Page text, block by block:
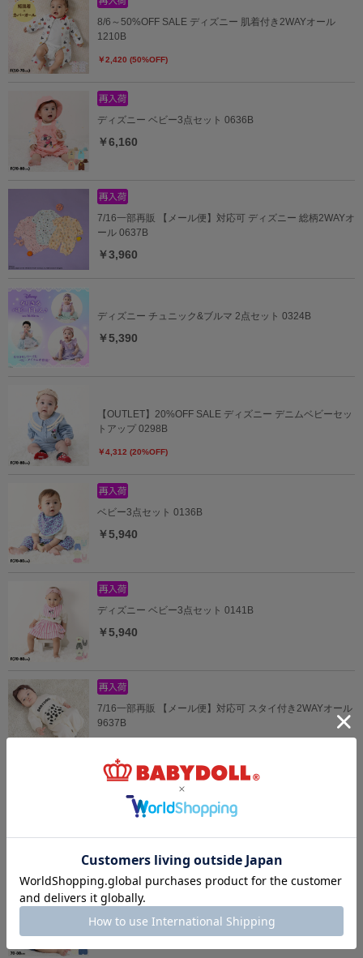
8/6～50%OFF SALE ディズニー 肌着付き2WAYオール
1210B
￥2,420 (50%OFF)
ディズニー ベビー3点セット 0636B
￥6,160
7/16一部再販 【メール便】対応可 ディズニー 総柄2WAYオ
ール 0637B
￥3,960
ディズニー チュニック&ブルマ 2点セット 0324B
￥5,390
【OUTLET】20%OFF SALE ディズニー デニムベビーセッ
トアップ 0298B
￥4,312 (20%OFF)
ベビー3点セット 0136B
￥5,940
ディズニー ベビー3点セット 0141B
￥5,940
7/16一部再販 【メール便】対応可 スタイ付き2WAYオール
9637B
ディズニー なりきるベビー2点セット 9802B
ディズニー ベビー3点セット 9136B
￥6,930